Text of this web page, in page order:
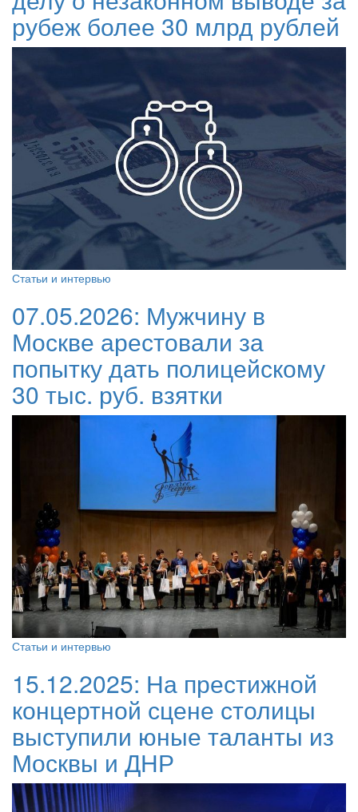
рубеж более 30 млрд рублей
Статьи и интервью
07.05.2026: Мужчину в
Москве арестовали за
попытку дать полицейскому
30 тыс. руб. взятки
Статьи и интервью
15.12.2025: На престижной
концертной сцене столицы
выступили юные таланты из
Москвы и ДНР